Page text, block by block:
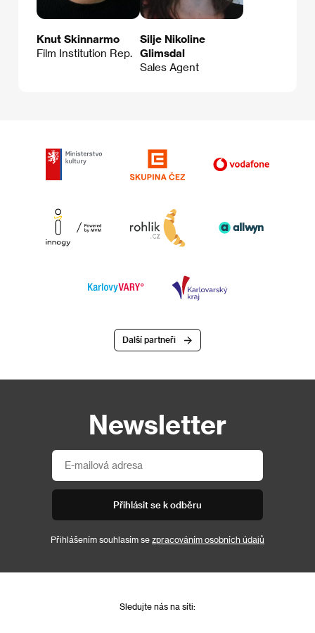
Knut Skinnarmo
Film Institution Rep.
Silje Nikoline
Glimsdal
Sales Agent
Další partneři
Newsletter
Přihlásit se k odběru
Přihlášením souhlasím se zpracováním osobních údajů
Sledujte nás na síti: